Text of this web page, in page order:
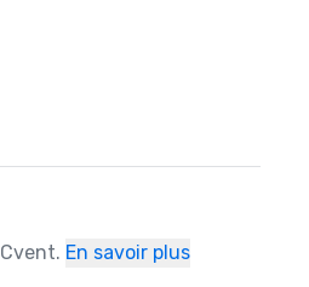
En savoir plus